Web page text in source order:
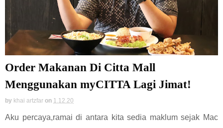
Order Makanan Di Citta Mall
Menggunakan myCITTA Lagi Jimat!
by khai artzfar on 1.12.20
Aku percaya,ramai di antara kita sedia maklum sejak Mac